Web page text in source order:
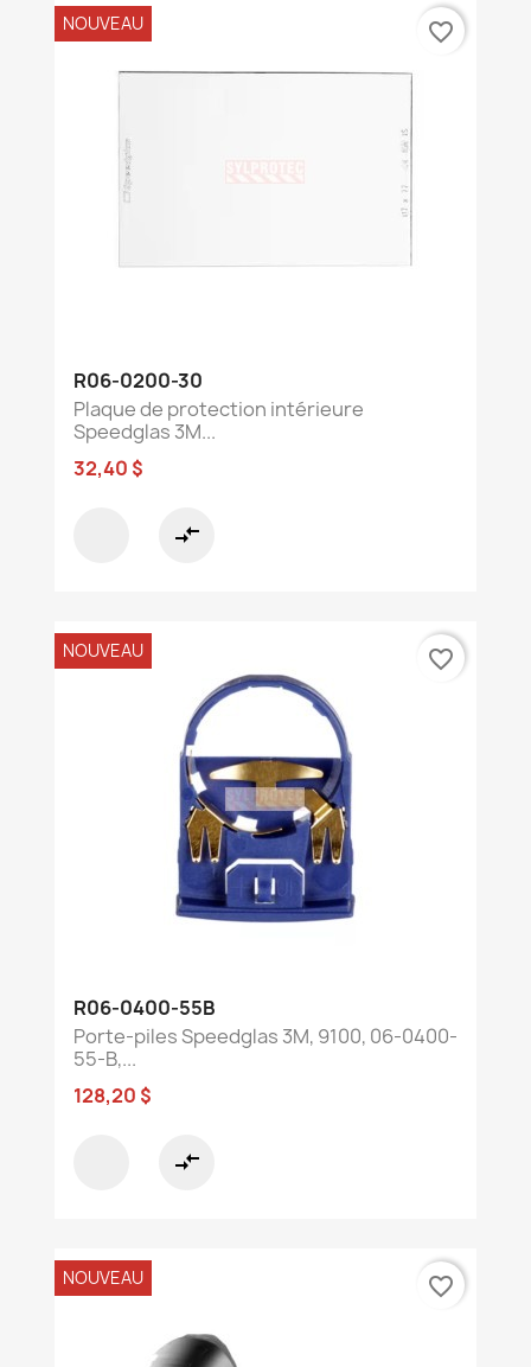
R06-0200-30
Plaque de protection intérieure
Speedglas 3M...
32,40 $
compare_arrows
NOUVEAU favorite_border
R06-0400-55B
Porte-piles Speedglas 3M, 9100, 06-0400-
55-B,...
128,20 $
compare_arrows
NOUVEAU favorite_border
NOUVEAU favorite_border